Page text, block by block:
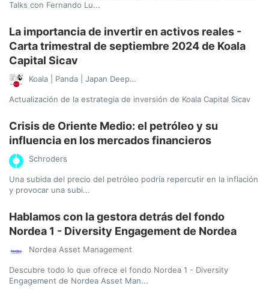
Talks con Fernando Lu...
La importancia de invertir en activos reales -
Carta trimestral de septiembre 2024 de Koala
Capital Sicav
Koala | Panda | Japan Deep Value
Actualización de la estrategia de inversión de Koala Capital Sicav
Crisis de Oriente Medio: el petróleo y su
influencia en los mercados financieros
Schroders
Una subida del precio del petróleo podría repercutir en la inflación
y provocar una subi...
Hablamos con la gestora detrás del fondo
Nordea 1 - Diversity Engagement de Nordea
Nordea Asset Management
Descubre todo lo que ofrece el fondo Nordea 1 - Diversity
Engagement de Nordea Asset Man...